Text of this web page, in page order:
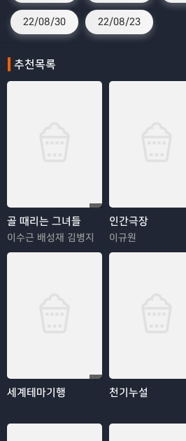
22/08/30 22/08/23
추천목록
골 때리는 그녀들
이수근 배성재 김병지
인간극장
이규원
세계테마기행 천기누설